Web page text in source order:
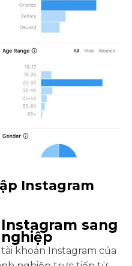
Instagram
sang
khoản Instagram của